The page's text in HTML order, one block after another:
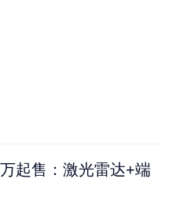
起售：激光雷达+端